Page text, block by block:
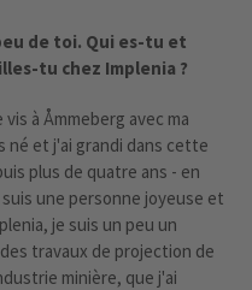
de toi. Qui es-tu et
tu chez Implenia ?
à Åmmeberg avec ma
né et j'ai grandi dans cette
plus de quatre ans - en
une personne joyeuse et
je suis un peu un
travaux de projection de
minière, que j'ai